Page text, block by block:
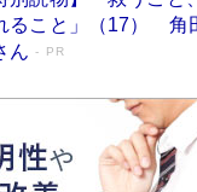
、大嘘である」原作者
は…「自己憐憫は描きた
こだわったこと（後編
は、褒めたらもっと伸
族に教わった“人を育て
明かす
Book Bang
ること」（17） 角
ん
PR